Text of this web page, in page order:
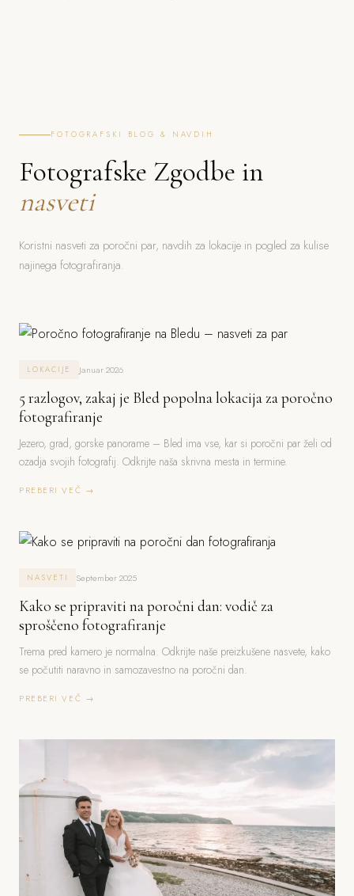
FOTOGRAFSKI BLOG & NAVDIH
Fotografske Zgodbe in
nasveti
Koristni nasveti za poročni par, navdih za lokacije in pogled za kulise
najinega fotografiranja.
LOKACIJE Januar 2026
5 razlogov, zakaj je Bled popolna lokacija za poročno
fotografiranje
Jezero, grad, gorske panorame – Bled ima vse, kar si poročni par želi od
ozadja svojih fotografij. Odkrijte naša skrivna mesta in termine.
PREBERI VEČ →
NASVETI September 2025
Kako se pripraviti na poročni dan: vodič za
sproščeno fotografiranje
Trema pred kamero je normalna. Odkrijte naše preizkušene nasvete, kako
se počutiti naravno in samozavestno na poročni dan.
PREBERI VEČ →